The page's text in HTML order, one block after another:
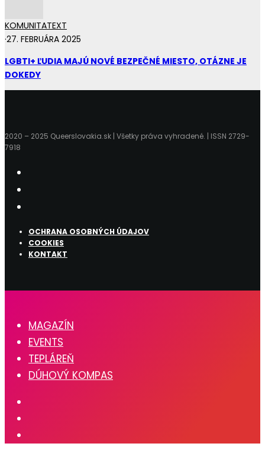
KOMUNITATEXT
·27. FEBRUÁRA 2025
LGBTI+ ĽUDIA MAJÚ NOVÉ BEZPEČNÉ MIESTO, OTÁZNE JE
DOKEDY
2020 – 2025 Queerslovakia.sk | Všetky práva vyhradené. | ISSN 2729-
7918
OCHRANA OSOBNÝCH ÚDAJOV
COOKIES
KONTAKT
MAGAZÍN
EVENTS
TEPLÁREŇ
DÚHOVÝ KOMPAS